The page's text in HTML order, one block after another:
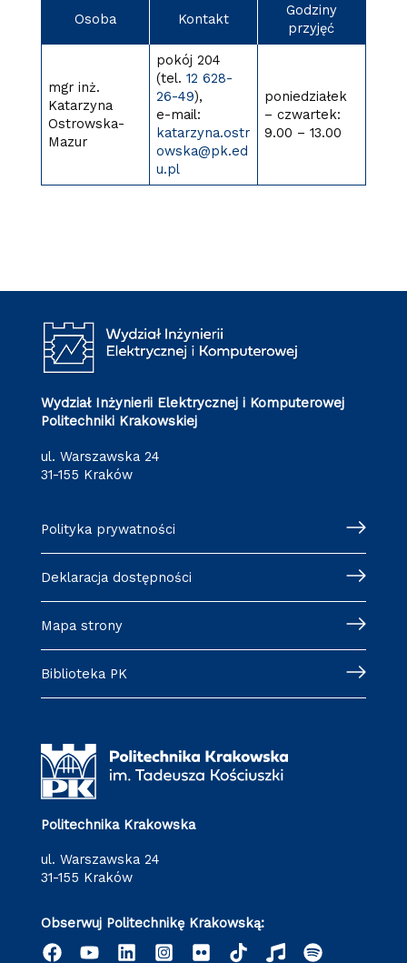
Osoba Kontakt
Godziny
przyjęć
mgr inż.
Katarzyna
Ostrowska-
Mazur
pokój 204
(tel.12 628-
26-49),
e-mail:
katarzyna.ostr
owska@pk.ed
u.pl
poniedziałek
– czwartek:
9.00 – 13.00
Wydział Inżynierii Elektrycznej i Komputerowej
Politechniki Krakowskiej
ul. Warszawska 24
31-155 Kraków
Polityka prywatności
Deklaracja dostępności
Mapa strony
Biblioteka PK
Politechnika Krakowska
ul. Warszawska 24
31-155 Kraków
Obserwuj Politechnikę Krakowską: